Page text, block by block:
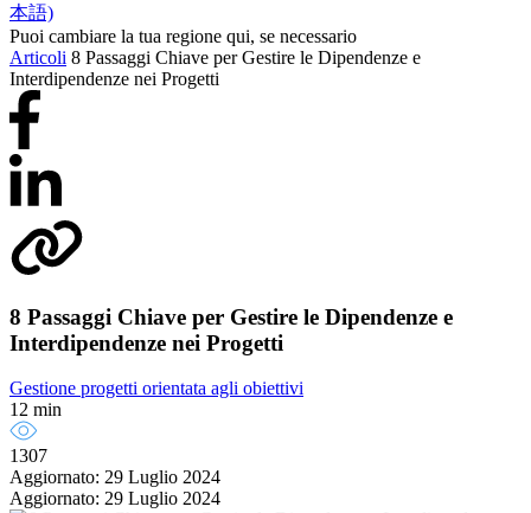
本語)
Puoi cambiare la tua regione qui, se necessario
Articoli 8 Passaggi Chiave per Gestire le Dipendenze e
Interdipendenze nei Progetti
8 Passaggi Chiave per Gestire le Dipendenze e
Interdipendenze nei Progetti
Gestione progetti orientata agli obiettivi
12 min
1307
Aggiornato: 29 Luglio 2024
Aggiornato: 29 Luglio 2024